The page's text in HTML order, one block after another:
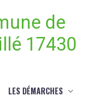
de
17430
LES DÉMARCHES